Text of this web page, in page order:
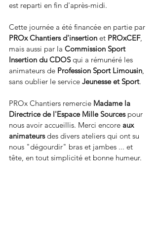
est reparti en fin d'après-midi.
Cette journée a été financée en partie par
PROx Chantiers d'insertion et PROxCEF,
mais aussi par la Commission Sport
Insertion du CDOS qui a rémunéré les
animateurs de Profession Sport Limousin,
sans oublier le service Jeunesse et Sport.
PROx Chantiers remercie Madame la
Directrice de l'Espace Mille Sources pour
nous avoir accueillis. Merci encore aux
animateurs des divers ateliers qui ont su
nous "dégourdir" bras et jambes ... et
tête, en tout simplicité et bonne humeur.